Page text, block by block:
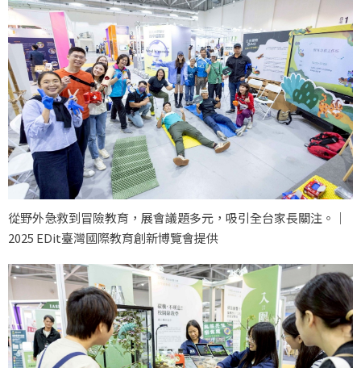
從野外急救到冒險教育，展會議題多元，吸引全台家長關注。｜
2025 EDit臺灣國際教育創新博覽會提供